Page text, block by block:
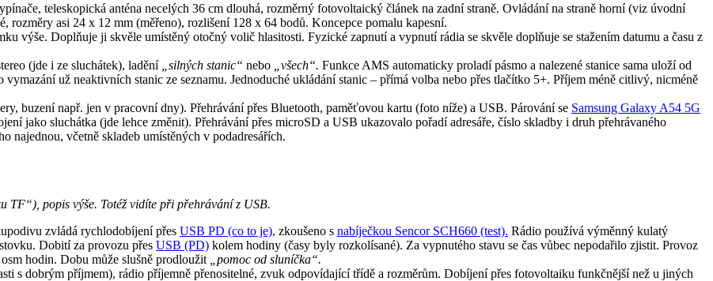
teleskopická anténa necelých 36 cm dlouhá, rozměrný fotovoltaický článek na zadní straně. Ovládání na straně horní (viz úvodní
asi 24 x 12 mm (měřeno), rozlišení 128 x 64 bodů. Koncepce pomalu kapesní.
výše. Doplňuje ji skvěle umístěný otočný volič hlasitosti. Fyzické zapnutí a vypnutí rádia se skvěle doplňuje se stažením datumu a času z
(jde i ze sluchátek), ladění „silných stanic“ nebo „všech“. Funkce AMS automaticky proladí pásmo a nalezené stanice sama uloží od
už neaktivních stanic ze seznamu. Jednoduché ukládání stanic – přímá volba nebo přes tlačítko 5+. Příjem méně citlivý, nicméně
buzení např. jen v pracovní dny). Přehrávání přes Bluetooth, paměťovou kartu (foto níže) a USB. Párování se Samsung Galaxy A54 5G
jako sluchátka (jde lehce změnit). Přehrávání přes microSD a USB ukazovalo pořadí adresáře, číslo skladby i druh přehrávaného
najednou, včetně skladeb umístěných v podadresářích.
TF“), popis výše. Totéž vidíte při přehrávání z USB.
zvládá rychlodobíjení přes USB PD (co to je), zkoušeno s nabíječkou Sencor SCH660 (test). Rádio používá výměnný kulatý
Dobití za provozu přes USB (PD) kolem hodiny (časy byly rozkolísané). Za vypnutého stavu se čas vůbec nepodařilo zjistit. Provoz
hodin. Dobu může slušně prodloužit
„pomoc od sluníčka“.
s dobrým příjmem), rádio příjemně přenositelné, zvuk odpovídající třídě a rozměrům. Dobíjení přes fotovoltaiku funkčnější než u jiných